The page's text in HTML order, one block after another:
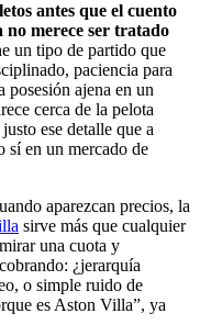
antes que el cuento
merece ser tratado
un tipo de partido que
paciencia para
posesión ajena en un
cerca de la pelota
ese detalle que a
sí en un mercado de
aparezcan precios, la
sirve más que cualquier
una cuota y
¿jerarquía
o simple ruido de
es Aston Villa”, ya